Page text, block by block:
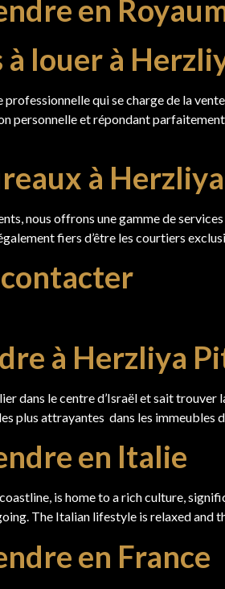
en
louer à
qui se charge de la
personnelle et répondant
à
nous offrons une gamme de
fiers d’être les courtiers
à Herzliya
dans le centre d’Israël et sait
plus attrayantes dans les
en Italie
is home to a rich culture,
The Italian lifestyle is relaxed
en France